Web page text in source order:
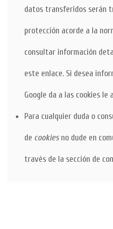
datos transferidos serán
protección acorde a la
consultar información
este enlace. Si desea
Google da a las cookies le
Para cualquier duda o
de cookiesno dude en
través de la sección de